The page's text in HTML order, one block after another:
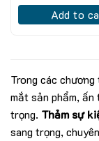
Add to
Trong các
mắt sản phẩm,
trọng. Thảm sự
sang trọng,